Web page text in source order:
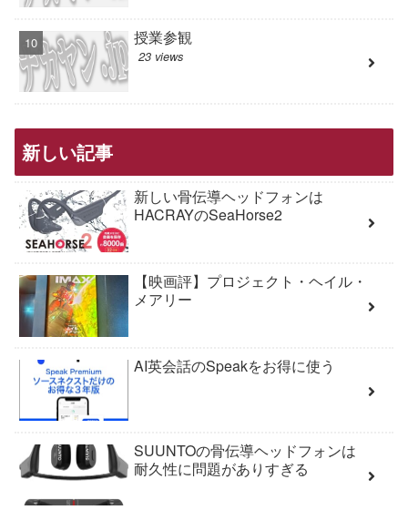
授業参観
23 views
新しい記事
新しい骨伝導ヘッドフォンは
HACRAYのSeaHorse2
【映画評】プロジェクト・ヘイル・
メアリー
AI英会話のSpeakをお得に使う
SUUNTOの骨伝導ヘッドフォンは
耐久性に問題がありすぎる